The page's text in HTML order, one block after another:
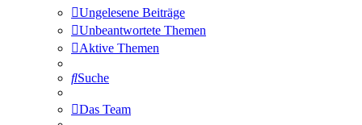
Ungelesene Beiträge
Unbeantwortete Themen
Aktive Themen
Suche
Das Team